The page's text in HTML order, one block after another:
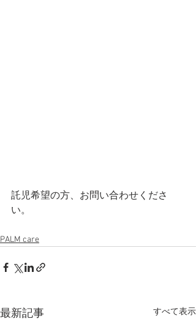
託児希望の方、お問い合わせくださ
い。
PALM care
最新記事 すべて表示